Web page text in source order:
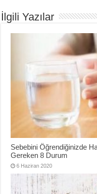
İlgili Yazılar
Sebebini Öğrendiğinizde
Gereken 8 Durum
6 Haziran 2020